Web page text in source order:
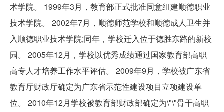
术学院。 1999年3月，教育部正式批准同意组建顺德职业
技术学院。 2002年7月，顺德师范学校和顺德成人卫生并
入顺德职业技术学院;同年，学校迁入位于德胜东路的新校
园。 2005年12月，学校以优秀成绩通过国家教育部高职
高专人才培养工作水平评估。 2009年9月，学校被广东省
教育厅财政厅确定为广东省示范性建设项目立项建设单
位。 2010年12月学校被教育部财政部确定为\"\"骨干高职